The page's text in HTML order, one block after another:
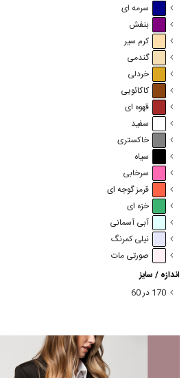
سرمه ای
بنفش
کرم سیر
گندمی
خردلی
کاکائویی
قهوه ای
سفید
خاکستری
سیاه
سرخابی
قرمز گوجه ای
خزه ای
آبی آسمانی
نیلی کمرنگ
صورتی مات
اندازه / سایز
170 در 60